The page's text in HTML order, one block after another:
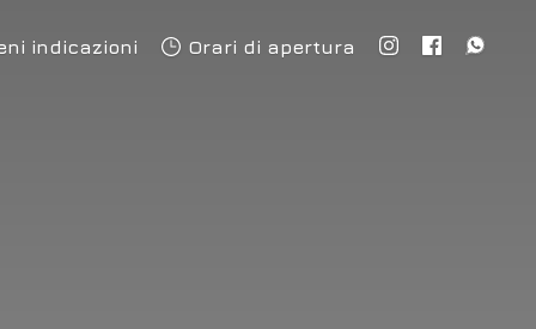
indicazioni Orari di apertura